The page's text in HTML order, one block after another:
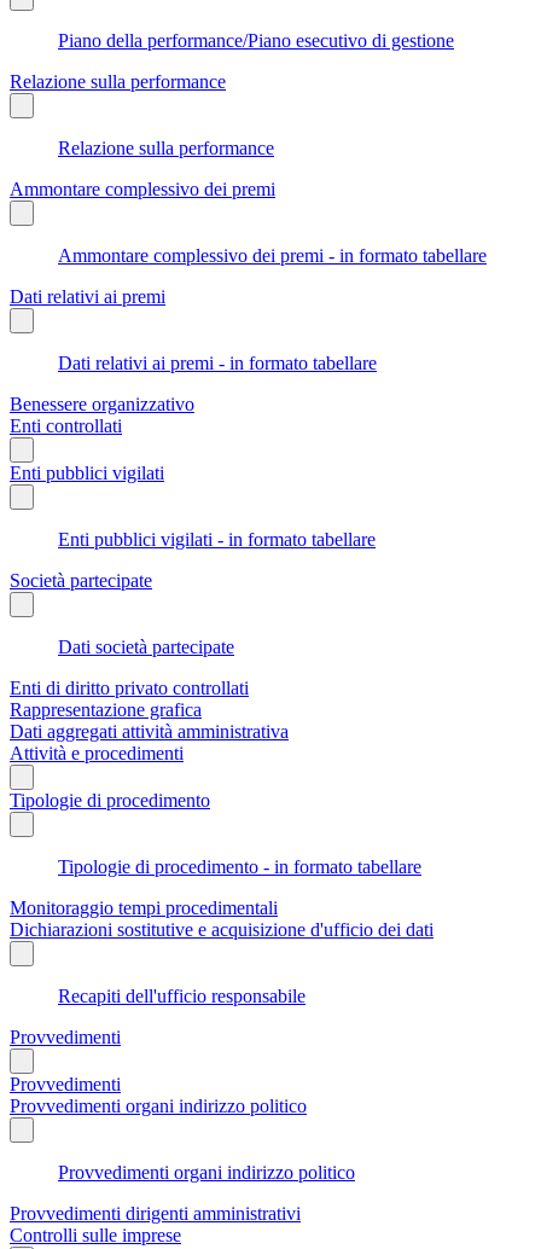
Piano della performance/Piano esecutivo di gestione
Relazione sulla performance
Relazione sulla performance
Ammontare complessivo dei premi
Ammontare complessivo dei premi - in formato tabellare
Dati relativi ai premi
Dati relativi ai premi - in formato tabellare
Benessere organizzativo
Enti controllati
Enti pubblici vigilati
Enti pubblici vigilati - in formato tabellare
Società partecipate
Dati società partecipate
Enti di diritto privato controllati
Rappresentazione grafica
Dati aggregati attività amministrativa
Attività e procedimenti
Tipologie di procedimento
Tipologie di procedimento - in formato tabellare
Monitoraggio tempi procedimentali
Dichiarazioni sostitutive e acquisizione d'ufficio dei dati
Recapiti dell'ufficio responsabile
Provvedimenti
Provvedimenti
Provvedimenti organi indirizzo politico
Provvedimenti organi indirizzo politico
Provvedimenti dirigenti amministrativi
Controlli sulle imprese